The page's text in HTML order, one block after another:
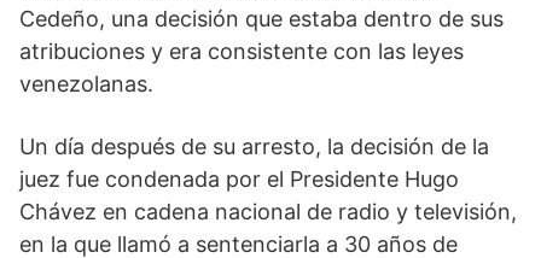
Cedeño, una decisión que estaba dentro de sus
atribuciones y era consistente con las leyes
venezolanas.
Un día después de su arresto, la decisión de la
juez fue condenada por el Presidente Hugo
Chávez en cadena nacional de radio y televisión,
en la que llamó a sentenciarla a 30 años de